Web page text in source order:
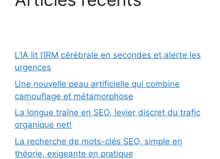
L’IA lit l’IRM cérébrale en secondes et alerte les
urgences
Une nouvelle peau artificielle qui combine
camouflage et métamorphose
La longue traîne en SEO, levier discret du trafic
organique net!
La recherche de mots-clés SEO, simple en
théorie, exigeante en pratique